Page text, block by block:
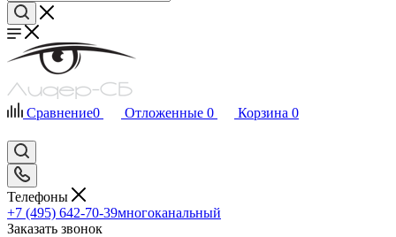
Сравнение0 Отложенные 0 Корзина 0
Телефоны
+7 (495) 642-70-39многоканальный
Заказать звонок